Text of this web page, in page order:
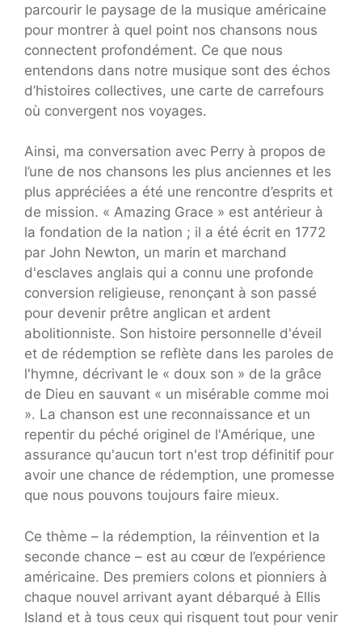
parcourir le paysage de la musique américaine
pour montrer à quel point nos chansons nous
connectent profondément. Ce que nous
entendons dans notre musique sont des échos
d’histoires collectives, une carte de carrefours
où convergent nos voyages.
Ainsi, ma conversation avec Perry à propos de
l’une de nos chansons les plus anciennes et les
plus appréciées a été une rencontre d’esprits et
de mission. « Amazing Grace » est antérieur à
la fondation de la nation ; il a été écrit en 1772
par John Newton, un marin et marchand
d'esclaves anglais qui a connu une profonde
conversion religieuse, renonçant à son passé
pour devenir prêtre anglican et ardent
abolitionniste. Son histoire personnelle d'éveil
et de rédemption se reflète dans les paroles de
l'hymne, décrivant le « doux son » de la grâce
de Dieu en sauvant « un misérable comme moi
». La chanson est une reconnaissance et un
repentir du péché originel de l'Amérique, une
assurance qu'aucun tort n'est trop définitif pour
avoir une chance de rédemption, une promesse
que nous pouvons toujours faire mieux.
Ce thème – la rédemption, la réinvention et la
seconde chance – est au cœur de l’expérience
américaine. Des premiers colons et pionniers à
chaque nouvel arrivant ayant débarqué à Ellis
Island et à tous ceux qui risquent tout pour venir